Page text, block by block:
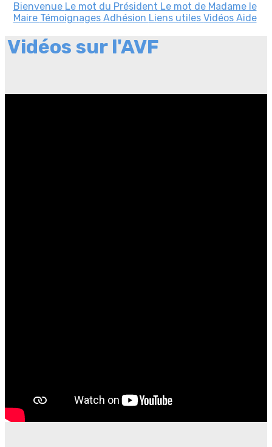
Bienvenue Le mot du Président Le mot de Madame le
Maire Témoignages Adhésion Liens utiles Vidéos Aide
Vidéos sur l'AVF